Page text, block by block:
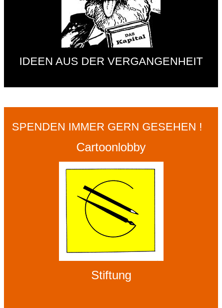
IDEEN AUS DER VERGANGENHEIT
SPENDEN IMMER GERN GESEHEN !
Cartoonlobby
Stiftung